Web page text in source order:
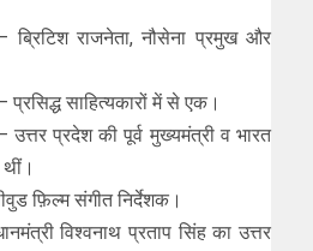
ब्रिटिश राजनेता, नौसेना प्रमुख और
साहित्यकारों में से एक।
प्रदेश की पूर्व मुख्यमंत्री व भारत
फ़िल्म संगीत निर्देशक।
विश्वनाथ प्रताप सिंह का उत्तर